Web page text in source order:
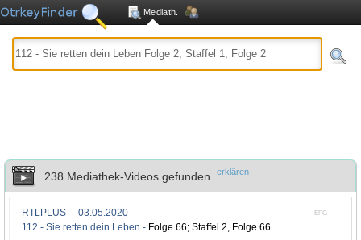
Mediath.
238 Mediathek-Videos gefunden. erklären
EPG
RTLPLUS
03.05.2020
112 - Sie retten dein Leben - Folge 66; Staffel 2, Folge 66